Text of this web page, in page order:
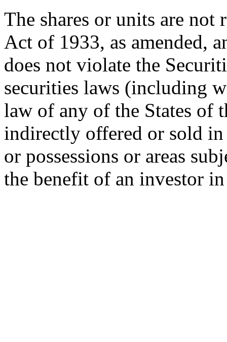
The shares or units are not
Act of 1933, as amended,
does not violate the
securities laws (including
law of any of the States of
indirectly offered or sold
or possessions or areas
the benefit of an investor